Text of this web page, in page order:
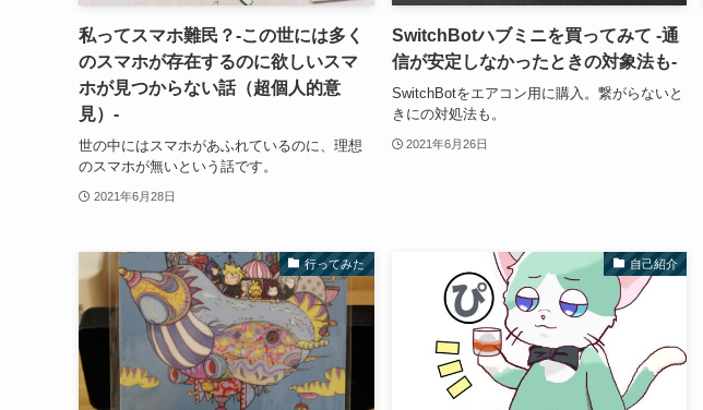
私ってスマホ難民？-この世には多く
のスマホが存在するのに欲しいスマ
ホが見つからない話（超個人的意
見）-
世の中にはスマホがあふれているのに、理想
のスマホが無いという話です。
2021年6月28日
SwitchBotハブミニを買ってみて -通
信が安定しなかったときの対象法も-
SwitchBotをエアコン用に購入。繋がらないと
きにの対処法も。
2021年6月26日
行ってみた 自己紹介